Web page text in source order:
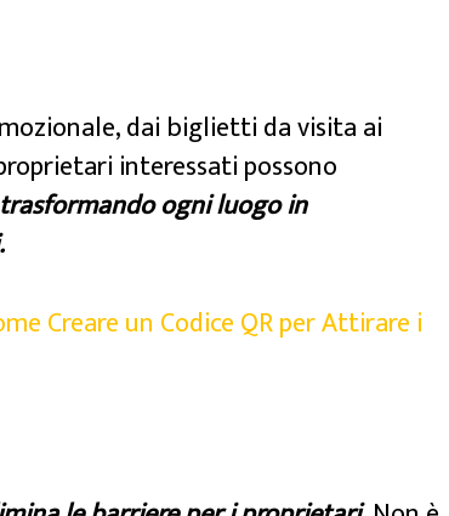
dai biglietti da visita ai
interessati possono
trasformando ogni luogo in
Creare un Codice QR per Attirare i